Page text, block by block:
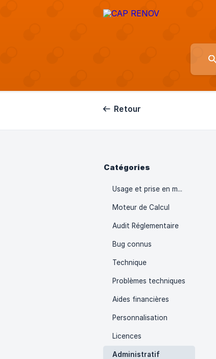
Retour
Catégories
Usage et prise en main
Moteur de Calcul
Audit Réglementaire
Bug connus
Technique
Problèmes techniques
Aides financières
Personnalisation
Licences
Administratif